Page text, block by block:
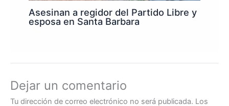
Asesinan a regidor del Partido Libre y
esposa en Santa Barbara
Dejar un comentario
Tu dirección de correo electrónico no será publicada. Los